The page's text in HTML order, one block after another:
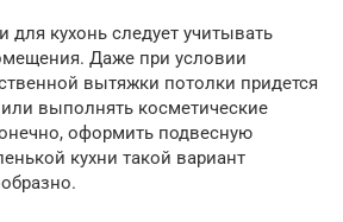
для кухонь следует учитывать
Даже при условии
вытяжки потолки придется
выполнять косметические
оформить подвесную
кухни такой вариант